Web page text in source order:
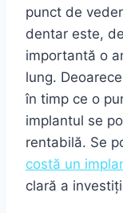
punct de
dentar este,
importantă o
lung.
în timp ce o
implantul se
rentabilă. Se
costă un
clară a